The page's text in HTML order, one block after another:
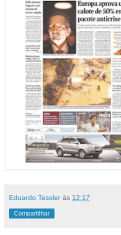
Eduardo Tessler às 12:17
Compartilhar